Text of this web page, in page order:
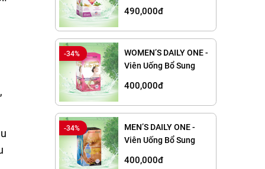
Giáp
490,000đ
-34%
WOMEN’S DAILY ONE -
Viên Uống Bổ Sung
Chất Cho Nữ Giới
400,000đ
-34%
MEN’S DAILY ONE -
Viên Uống Bổ Sung
Chất Cho Nam Giới
400,000đ